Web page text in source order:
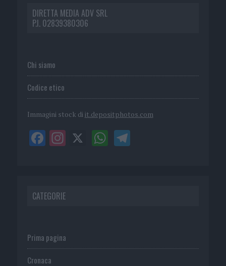
DIRETTA MEDIA ADV SRL
P.I. 02839380306
Chi siamo
Codice etico
Immagini stock di it.depositphotos.com
CATEGORIE
Prima pagina
Cronaca